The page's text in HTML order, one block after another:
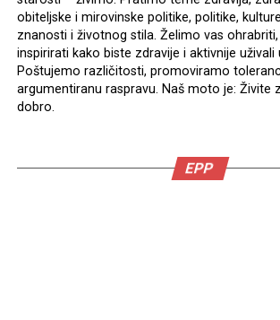
obiteljske i mirovinske politike, politike,
znanosti i životnog stila. Želimo vas
inspirirati kako biste zdravije i aktivnije uživali
Poštujemo različitosti, promoviramo
argumentiranu raspravu. Naš moto je: Živite
dobro.
EPP